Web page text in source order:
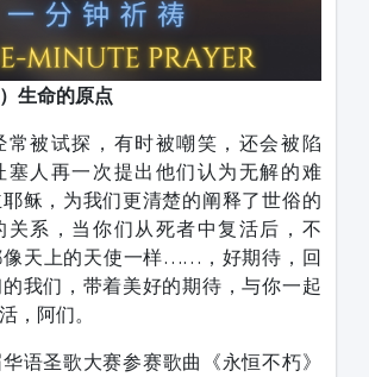
生命的原点
常被试探，有时被嘲笑，还会被陷
塞人再一次提出他们认为无解的难
稣，为我们更清楚的阐释了世俗的
关系，当你们从死者中复活后，不
像天上的天使一样……，好期待，回
我们，带着美好的期待，与你一起
，阿们。
语圣歌大赛参赛歌曲《永恒不朽》